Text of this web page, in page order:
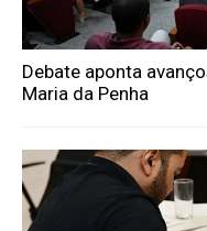
Debate aponta
Maria da Penha